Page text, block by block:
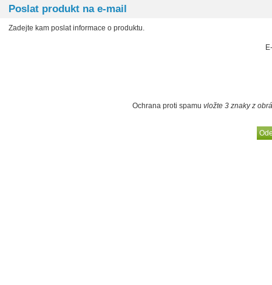
Poslat produkt na e-mail
Zadejte kam poslat informace o produktu.
Ochrana proti spamu vložte 3 znaky z